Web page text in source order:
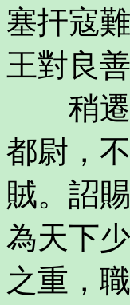
塞扞寇
王對良
稍遷
都尉，
賊。詔
為天下
之重，